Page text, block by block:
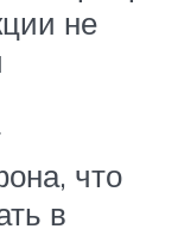
не
что
в